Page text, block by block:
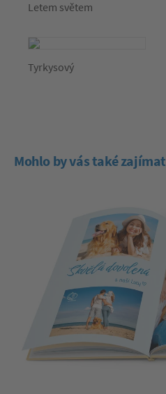
Letem světem
Tyrkysový
Mohlo by vás také zajímat